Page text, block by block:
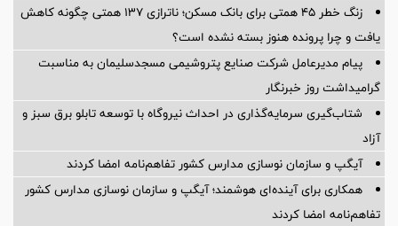
زنگ خطر ۴۵ همتی برای بانک مسکن؛ ناترازی ۱۳۷ همتی چگونه کاهش
یافت و چرا پرونده هنوز بسته نشده است؟
پیام مدیرعامل شركت صنایع پتروشیمی مسجدسلیمان به مناسبت
گرامیداشت روز خبرنگار
شتاب‌گیری سرمایه‌گذاری در احداث نیروگاه با توسعه تابلو برق سبز و
آزاد
آیگپ و سازمان نوسازی مدارس کشور تفاهم‌نامه امضا کردند
همکاری برای آینده‌ای هوشمند؛ آیگپ و سازمان نوسازی مدارس کشور
تفاهم‌نامه امضا کردند